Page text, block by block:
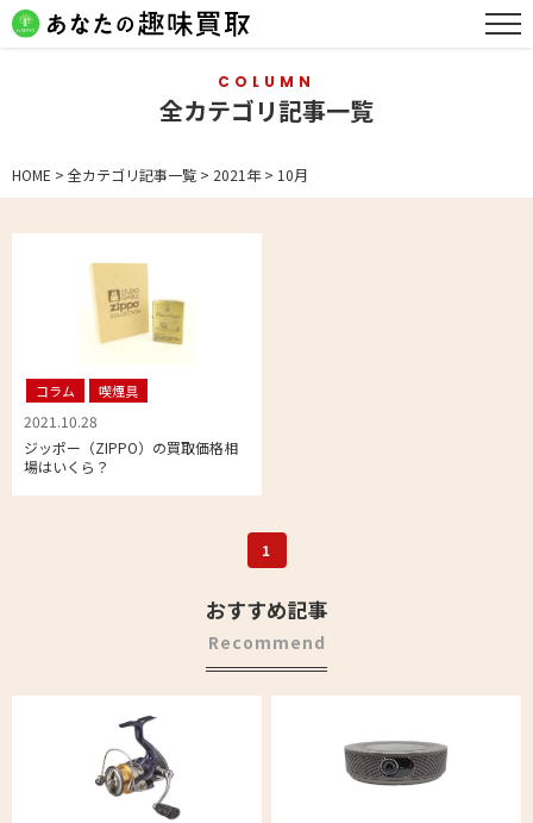
COLUMN
全カテゴリ記事一覧
HOME > 全カテゴリ記事一覧 > 2021年> 10月
コラム 喫煙具
2021.10.28
ジッポー（ZIPPO）の買取価格相
場はいくら？
1
おすすめ記事
Recommend